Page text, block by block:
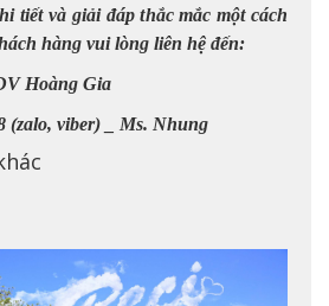
tiết và giải đáp thắc mắc một cách
hàng vui lòng liên hệ đến:
Hoàng Gia
(zalo, viber) _ Ms. Nhung